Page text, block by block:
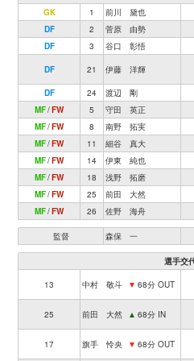
GK
1 前川 黛也
DF
2 菅原 由勢
DF
3 谷口 彰悟
DF 21 伊藤 洋輝
DF
24 渡辺 剛
MF/FW 5 守田 英正
MF/FW 8 南野 拓実
MF/FW 11 細谷 真大
MF/FW 14 伊東 純也
MF/FW 18 浅野 拓磨
MF/FW 25 前田 大然
MF/FW 26 佐野 海舟
監督 森保 一
選手交
13 中村 敬斗 ▼ 68分 OUT
25 前田 大然 ▲ 68分 IN
17 旗手 怜央 ▼ 68分 OUT